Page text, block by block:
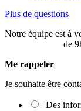
Plus de questions
Notre équipe est à
de
Me rappeler
Je souhaite être
Des